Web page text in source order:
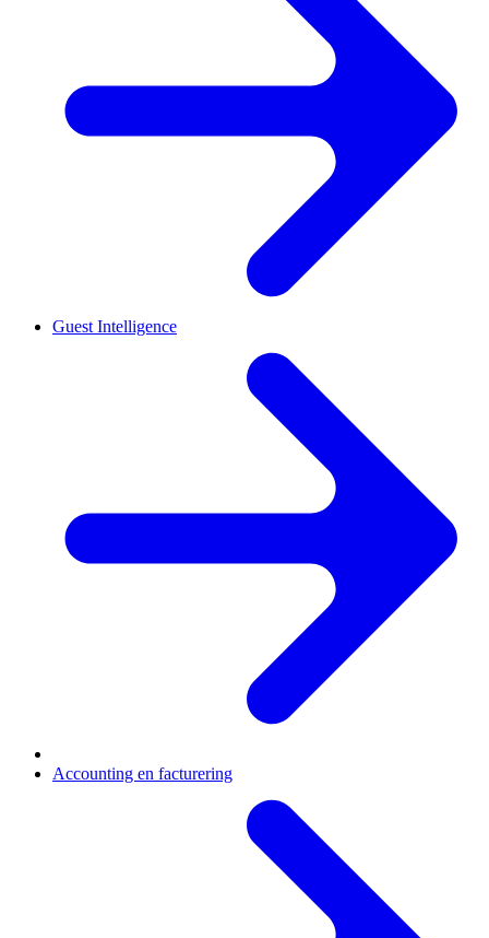
Guest Intelligence
Accounting en facturering